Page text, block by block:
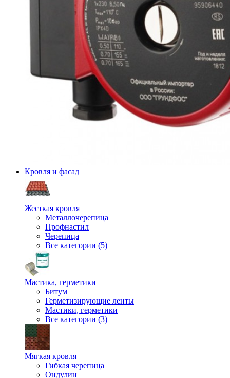
Кровля и фасад
Жесткая кровля
Металлочерепица
Профнастил
Черепица
Все категории (5)
Мастика, герметики
Битум
Герметизирующие ленты
Мастики, герметики
Все категории (3)
Мягкая кровля
Гибкая черепица
Ондулин